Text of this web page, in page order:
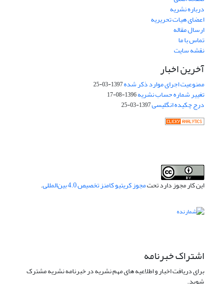
درباره نشریه
اعضای هیات تحریریه
ارسال مقاله
تماس با ما
نقشه سایت
آخرین اخبار
ممنوعیت اجرای موارد ذکر شده1397-03-25
تغییر شماره حساب نشریه1396-08-17
درج چکیده انگلیسی1397-03-25
این کار مجوز دارد تحتمجوز کریتیو کامنز تخصیص 4.0 بین‌المللی .
اشتراک خبرنامه
برای دریافت اخبار و اطلاعیه های مهم نشریه در خبرنامه نشریه مشترک
شوید.